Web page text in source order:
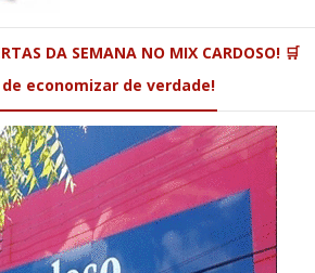
DA SEMANA NO MIX CARDOSO! 🛒
de economizar de verdade!